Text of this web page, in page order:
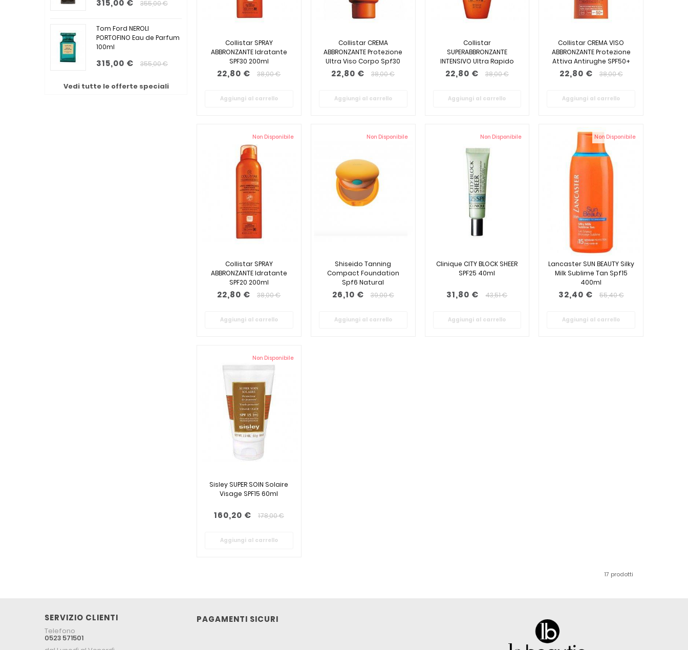
315,00 € 355,00 €
Tom Ford NEROLI
PORTOFINO Eau de Parfum
100ml
315,00 € 355,00 €
Vedi tutte le offerte speciali
Collistar SPRAY
ABBRONZANTE Idratante
SPF30 200ml
22,80 € 38,00 €
Aggiungi al carrello
Collistar CREMA
ABBRONZANTE Protezione
Ultra Viso Corpo Spf30
150ml
22,80 € 38,00 €
Aggiungi al carrello
Collistar
SUPERABBRONZANTE
INTENSIVO Ultra Rapido
SPF6 200ml
22,80 € 38,00 €
Aggiungi al carrello
Collistar CREMA VISO
ABBRONZANTE Protezione
Attiva Antirughe SPF50+
50ml
22,80 € 38,00 €
Aggiungi al carrello
Non Disponibile
Collistar SPRAY
ABBRONZANTE Idratante
SPF20 200ml
22,80 € 38,00 €
Aggiungi al carrello
Non Disponibile
Shiseido Tanning
Compact Foundation
Spf6 Natural
26,10 € 39,00 €
Aggiungi al carrello
Non Disponibile
Clinique CITY BLOCK SHEER
SPF25 40ml
31,80 € 43,51 €
Aggiungi al carrello
Non Disponibile
Lancaster SUN BEAUTY Silky
Milk Sublime Tan Spf15
400ml
32,40 € 55,40 €
Aggiungi al carrello
Non Disponibile
Sisley SUPER SOIN Solaire
Visage SPF15 60ml
160,20 € 178,00 €
Aggiungi al carrello
17 prodotti
SERVIZIO CLIENTI
Telefono
0523 571501
PAGAMENTI SICURI